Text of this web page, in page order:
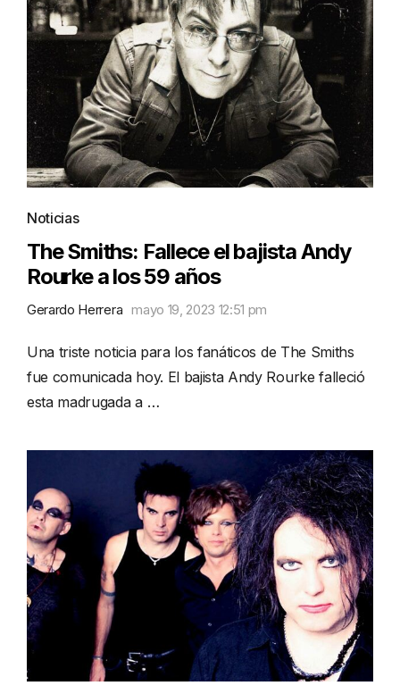
Noticias
The Smiths: Fallece el bajista Andy
Rourke a los 59 años
Gerardo Herrera mayo 19, 2023 12:51 pm
Una triste noticia para los fanáticos de The Smiths
fue comunicada hoy. El bajista Andy Rourke falleció
esta madrugada a …